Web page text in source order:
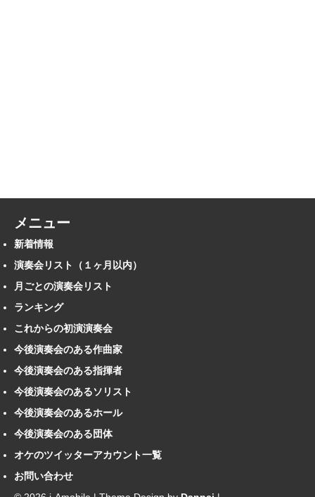
メニュー
新着情報
演奏会リスト（１ヶ月以内）
月ごとの演奏会リスト
ランキング
これからの初演演奏会
今後演奏会のある作曲家
今後演奏会のある指揮者
今後演奏会のあるソリスト
今後演奏会のあるホール
今後演奏会のある団体
オケのツイッターアカウント一覧
お問い合わせ